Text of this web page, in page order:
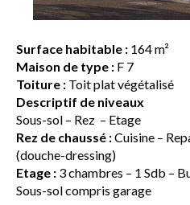
Surface habitable : 164 m²
Maison de type : F 7
Toiture : Toit plat végétalisé
Descriptif de niveaux
Sous-sol – Rez – Etage
Rez de chaussé :Cuisine –
(douche-dressing)
Etage : 3 chambres – 1 Sdb –
Sous-sol compris garage